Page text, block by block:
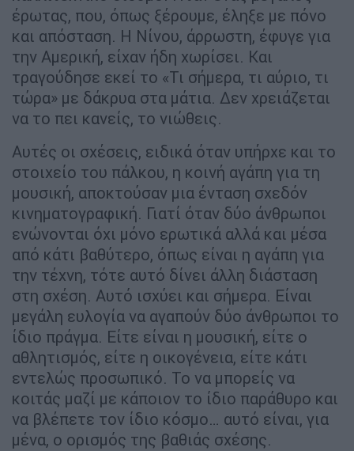
έρωτας, που, όπως ξέρουμε, έληξε με πόνο
και απόσταση. Η Νίνου, άρρωστη, έφυγε για
την Αμερική, είχαν ήδη χωρίσει. Και
τραγούδησε εκεί το «Τι σήμερα, τι αύριο, τι
τώρα» με δάκρυα στα μάτια. Δεν χρειάζεται
να το πει κανείς, το νιώθεις.
Αυτές οι σχέσεις, ειδικά όταν υπήρχε και το
στοιχείο του πάλκου, η κοινή αγάπη για τη
μουσική, αποκτούσαν μια ένταση σχεδόν
κινηματογραφική. Γιατί όταν δύο άνθρωποι
ενώνονται όχι μόνο ερωτικά αλλά και μέσα
από κάτι βαθύτερο, όπως είναι η αγάπη για
την τέχνη, τότε αυτό δίνει άλλη διάσταση
στη σχέση. Αυτό ισχύει και σήμερα. Είναι
μεγάλη ευλογία να αγαπούν δύο άνθρωποι το
ίδιο πράγμα. Είτε είναι η μουσική, είτε ο
αθλητισμός, είτε η οικογένεια, είτε κάτι
εντελώς προσωπικό. Το να μπορείς να
κοιτάς μαζί με κάποιον το ίδιο παράθυρο και
να βλέπετε τον ίδιο κόσμο… αυτό είναι, για
μένα, ο ορισμός της βαθιάς σχέσης.